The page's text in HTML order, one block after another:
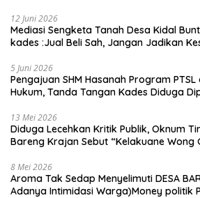
12 Juni 2026
Mediasi Sengketa Tanah Desa Kidal
kades :Jual Beli Sah, Jangan Jadikan
5 Juni 2026
Pengajuan SHM Hasanah Program
Hukum, Tanda Tangan Kades Diduga
13 Mei 2026
Diduga Lecehkan Kritik Publik, Oknum
Bareng Krajan Sebut “Kelakuane Wong
8 Mei 2026
Aroma Tak Sedap Menyelimuti DESA
Adanya Intimidasi Warga)Money politik